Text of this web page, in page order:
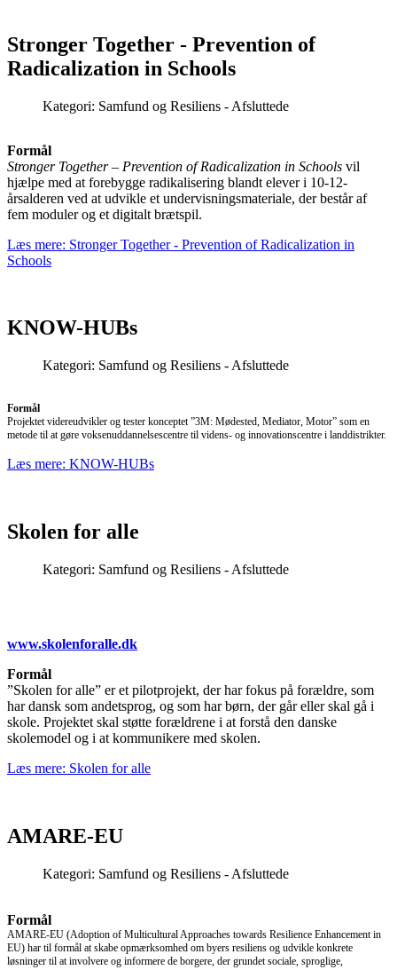
Stronger Together - Prevention of
Radicalization in Schools
Kategori: Samfund og Resiliens - Afsluttede
Formål
Stronger Together – Prevention of Radicalization in Schools vil
hjælpe med at forebygge radikalisering blandt elever i 10-12-
årsalderen ved at udvikle et undervisningsmateriale, der består af
fem moduler og et digitalt brætspil.
Læs mere: Stronger Together - Prevention of Radicalization in
Schools
KNOW-HUBs
Kategori: Samfund og Resiliens - Afsluttede
Formål
Projektet videreudvikler og tester konceptet ”3M: Mødested, Mediator, Motor” som en
metode til at gøre voksenuddannelsescentre til videns- og innovationscentre i landdistrikter.
Læs mere: KNOW-HUBs
Skolen for alle
Kategori: Samfund og Resiliens - Afsluttede
www.skolenforalle.dk
Formål
”Skolen for alle” er et pilotprojekt, der har fokus på forældre, som
har dansk som andetsprog, og som har børn, der går eller skal gå i
skole. Projektet skal støtte forældrene i at forstå den danske
skolemodel og i at kommunikere med skolen.
Læs mere: Skolen for alle
AMARE-EU
Kategori: Samfund og Resiliens - Afsluttede
Formål
AMARE-EU (Adoption of Multicultural Approaches towards Resilience Enhancement in
EU) har til formål at skabe opmærksomhed om byers resiliens og udvikle konkrete
løsninger til at involvere og informere de borgere, der grundet sociale, sproglige,